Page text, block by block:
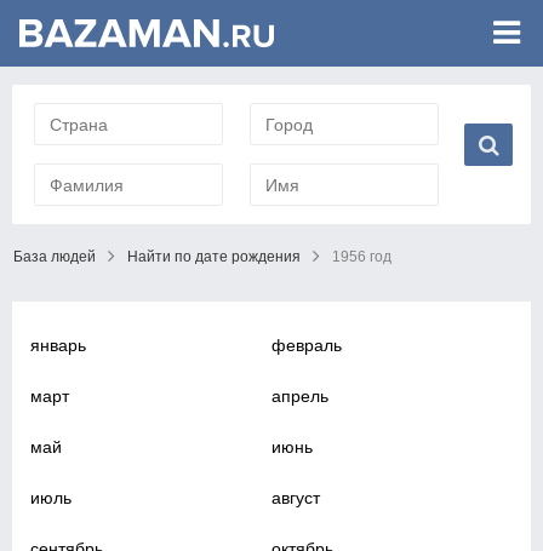
База людей Найти по дате рождения 1956 год
январь февраль
март апрель
май июнь
июль август